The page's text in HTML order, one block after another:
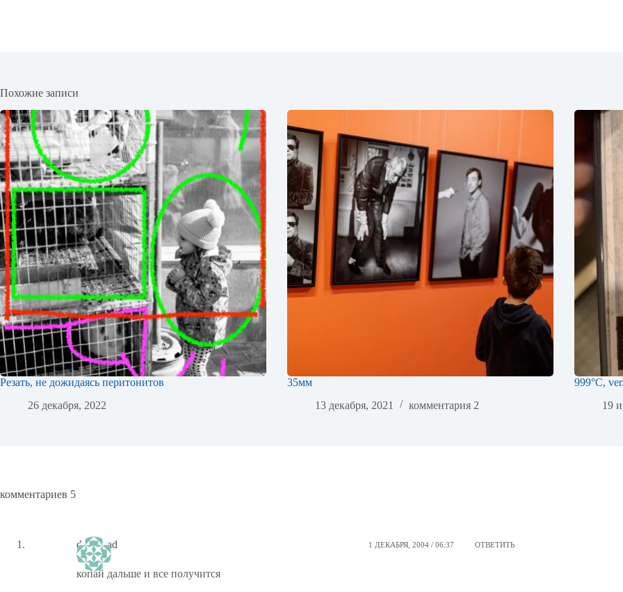
Похожие записи
Резать, не дожидаясь перитонитов
26 декабря, 2022
35мм
13 декабря, 2021
комментария 2
999°C,
19
комментариев 5
dima_rad 1 ДЕКАБРЯ, 2004 / 06:37 ОТВЕТИТЬ
копай дальше и все получится